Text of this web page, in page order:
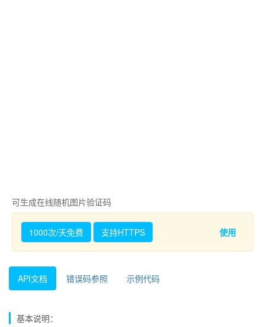
可生成在线随机图片验证码
1000次/天免费 支持HTTPS 使用
API文档 错误码参照 示例代码
基本说明：